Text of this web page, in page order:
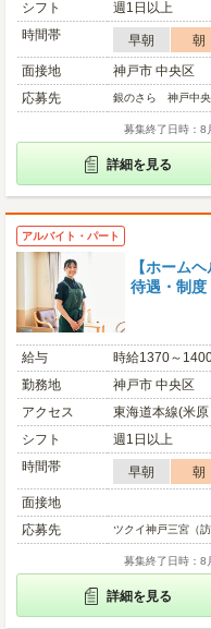
シフト
週1日以上
時間帯
早朝 朝
面接地
神戸市 中央区
応募先
銀のさら 神戸中
募集終了日時：8
詳細を見る
アルバイト・パート
【ホーム
待遇・制
給与
時給1370～
勤務地
神戸市 中央区
アクセス
東海道本線(米
シフト
週1日以上
時間帯
早朝 朝
面接地
応募先
ツクイ神戸三宮（訪
募集終了日時：8
詳細を見る